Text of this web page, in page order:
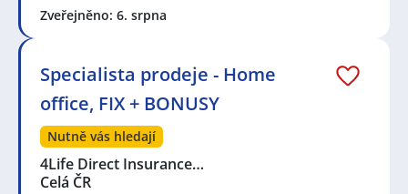
Zveřejněno: 6. srpna
Specialista prodeje - Home
office, FIX + BONUSY
Nutně vás hledají
4Life Direct Insurance…
Celá ČR